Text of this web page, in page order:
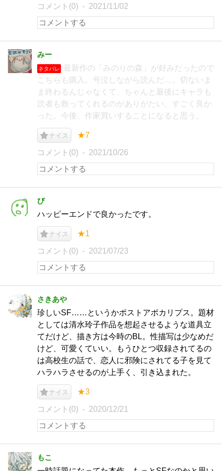
コメント(0) 2021/11/02
みー
ネタバレ
最新作の「みのりの森」が好みだったので
こちらも購入。号泣しながら読んだ…。切ないま
ま終わるんじゃなくて、ちゃんと最後にキャラも
読者も救ってくれるのがありがたい。すごく良か
った。今後、作家買いすることになると思う。
ナイス ★7
コメント(0) 2021/10/26
び
ハッピーエンドで良かったです。
ナイス ★1
コメント(0) 2021/07/23
さきあや
珍しいSF……というかポストアポカリプス。題材
としては清水玲子作品を想起させるような道具立
てだけど、描き方は今時のBL。性描写は少なめだ
けど、可愛くていい。もうひとつ収録されてるの
は高校生の話で、恋人に邪険にされてる子を見て
ハラハラさせるのが上手く、引き込まれた。
ナイス ★3
コメント(0) 2020/12/21
もこ